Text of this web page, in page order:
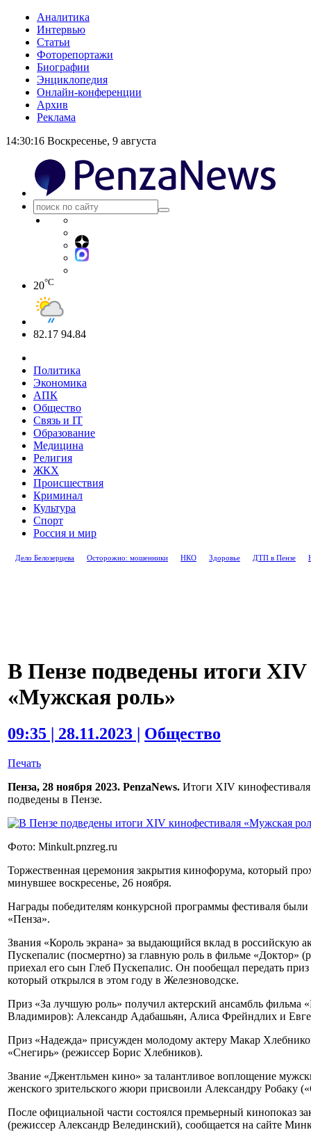
Аналитика
Интервью
Статьи
Фоторепортажи
Биографии
Энциклопедия
Онлайн-конференции
Архив
Реклама
14:30:17 Воскресенье, 9 августа
20°C
82.17 94.84
Политика
Экономика
АПК
Общество
Связь и IT
Образование
Медицина
Религия
ЖКХ
Происшествия
Криминал
Культура
Спорт
Россия и мир
Дело Белозерцева Осторожно: мошенники НКО Здоровье ДТП в Пензе
В Пензе подведены итоги
«Мужская роль»
09:35 | 28.11.2023 | Общество
Печать
Пенза, 28 ноября 2023. PenzaNews. Итоги XIV
подведены в Пензе.
Фото: Minkult.pnzreg.ru
Торжественная церемония закрытия кинофорума, который
минувшее воскресенье, 26 ноября.
Награды победителям конкурсной программы фестиваля были
«Пенза».
Звания «Король экрана» за выдающийся вклад в российскую
Пускепалис (посмертно) за главную роль в фильме «Доктор»
приехал его сын Глеб Пускепалис. Он пообещал передать
который открылся в этом году в Железноводске.
Приз «За лучшую роль» получил актерский ансамбль фильма
Владимиров): Александр Адабашьян, Алиса Фрейндлих и
Приз «Надежда» присужден молодому актеру Макар
«Снегирь» (режиссер Борис Хлебников).
Звание «Джентльмен кино» за талантливое воплощение
женского зрительского жюри присвоили Александру Робаку
После официальной части состоялся премьерный кинопоказ
(режиссер Александр Велединский), сообщается на сайте